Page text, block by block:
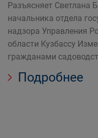
Разъясняет Светлана
начальника отдела
надзора Управления
области Кузбассу
гражданами
Подробнее